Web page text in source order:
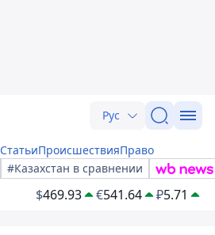
Рус
СтатьиПроисшествияПраво
#Казахстан в сравнении
$469.93 €541.64 ₽5.71